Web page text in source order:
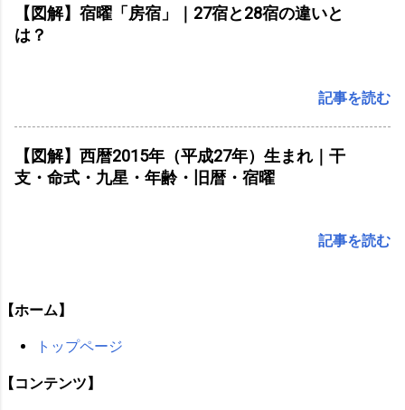
【図解】宿曜「房宿」｜27宿と28宿の違いと
は？
記事を読む
【図解】西暦2015年（平成27年）生まれ｜干
支・命式・九星・年齢・旧暦・宿曜
記事を読む
【ホーム】
トップページ
【コンテンツ】